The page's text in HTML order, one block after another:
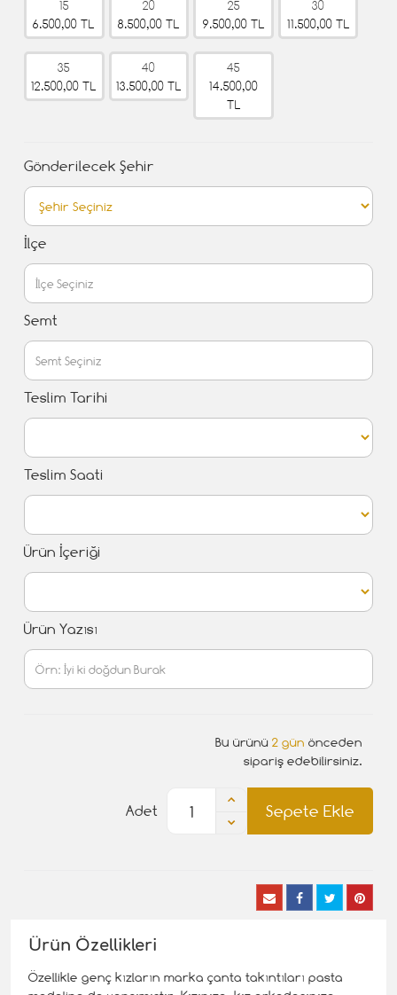
15
6.500,00 TL
20
8.500,00 TL
25
9.500,00 TL
30
11.500,00 TL
35
12.500,00 TL
40
13.500,00 TL
45
14.500,00
TL
Gönderilecek Şehir
İlçe
Semt
Teslim Tarihi
Teslim Saati
Ürün İçeriği
Ürün Yazısı
Bu ürünü 2 gün önceden
sipariş edebilirsiniz.
Sepete Ekle
Adet
Ürün Özellikleri
Özellikle genç kızların marka çanta takıntıları pasta